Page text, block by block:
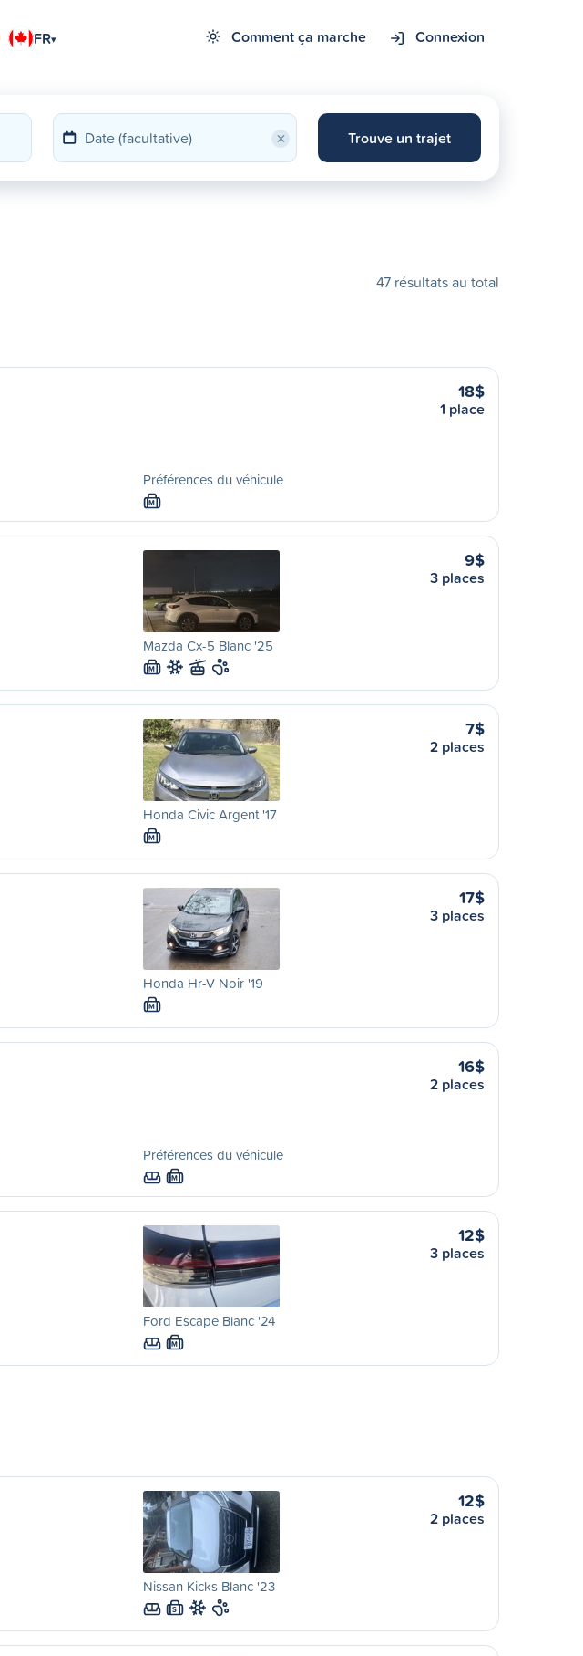
FR▾ Comment ça marche Connexion
× Trouve un trajet
47 résultats au total
Préférences du véhicule
M
18$
1 place
Mazda Cx-5 Blanc '25
M
9$
3 places
Honda Civic Argent '17
M
7$
2 places
Honda Hr-V Noir '19
M
17$
3 places
Préférences du véhicule
M
16$
2 places
Ford Escape Blanc '24
M
12$
3 places
Nissan Kicks Blanc '23
S
12$
2 places